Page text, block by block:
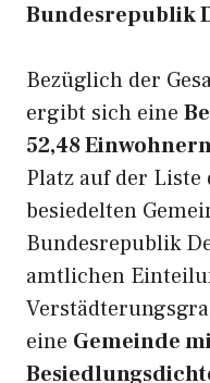
Bundesrepublik
Bezüglich der
ergibt sich eine
52,48
Platz auf der
besiedelten
Bundesrepublik
amtlichen
eine Gemeinde